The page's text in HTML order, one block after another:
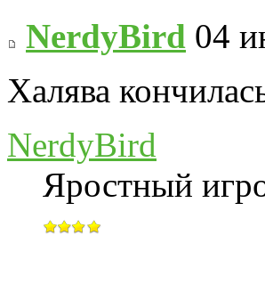
NerdyBird 04
Халява
NerdyBird
Яростный